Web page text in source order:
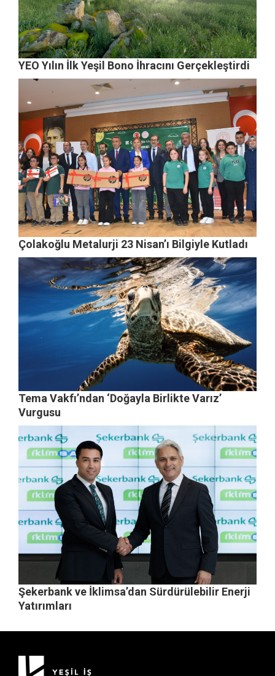
YEO Yılın İlk Yeşil Bono İhracını Gerçekleştirdi
Çolakoğlu Metalurji 23 Nisan’ı Bilgiyle Kutladı
Tema Vakfı’ndan ‘Doğayla Birlikte Varız’
Vurgusu
Şekerbank ve İklimsa’dan Sürdürülebilir Enerji
Yatırımları